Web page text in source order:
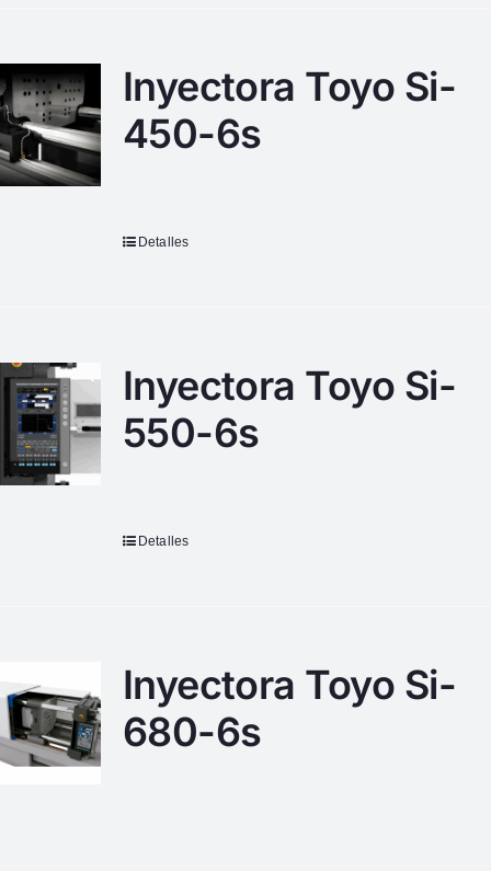
Inyectora Toyo Si-
450-6s
Detalles
Inyectora Toyo Si-
550-6s
Detalles
Inyectora Toyo Si-
680-6s